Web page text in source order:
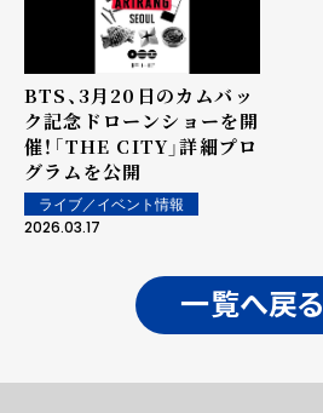
BTS、3月20日のカムバッ
ク記念ドローンショーを開
催！「THE CITY」詳細プロ
グラムを公開
ライブ／イベント情報
2026.03.17
一覧へ戻る